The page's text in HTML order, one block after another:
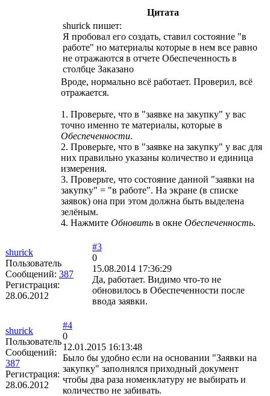
Цитата
shurick пишет:
Я пробовал его создать, ставил состояние "в
работе" но материалы которые в нем все равно
не отражаются в отчете Обеспеченность в
столбце Заказано
Вроде, нормально всё работает. Проверил, всё
отражается.
1. Проверьте, что в "заявке на закупку" у вас
точно именно те материалы, которые в
Обеспеченности.
2. Проверьте, что в "заявке на закупку" у вас для
них правильно указаны количество и единица
измерения.
3. Проверьте, что состояние данной "заявки на
закупку" = "в работе". На экране (в списке
заявок) она при этом должна быть выделена
зелёным.
4. Нажмите Обновить в окне Обеспеченность.
shurick
Пользователь
Сообщений: 387
Регистрация:
28.06.2012
#3
0
15.08.2014 17:36:29
Да, работает. Видимо что-то не
обновилось в Обеспеченности после
ввода заявки.
shurick
Пользователь
Сообщений:
387
Регистрация:
28.06.2012
#4
0
12.01.2015 16:13:48
Было бы удобно если на основании "Заявки на
закупку" заполнялся приходный документ
чтобы два раза номенклатуру не выбирать и
количество не забивать.